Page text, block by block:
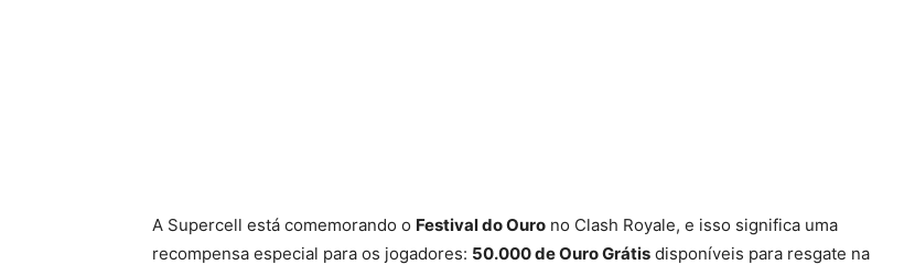
A Supercell está comemorando o Festival do Ouro no Clash Royale, e isso significa uma
recompensa especial para os jogadores: 50.000 de Ouro Grátis disponíveis para resgate na